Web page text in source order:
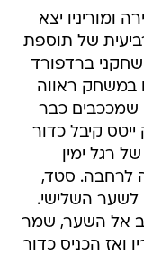
ומוריניו יצא
של תוספת
ברדפורד
במשחק ראווה
שמככבים כבר
קיבל כדור
רגל ימין
לרחבה. סטד,
לשער השלישי.
אל השער, שמר
ואז הכניס כדור